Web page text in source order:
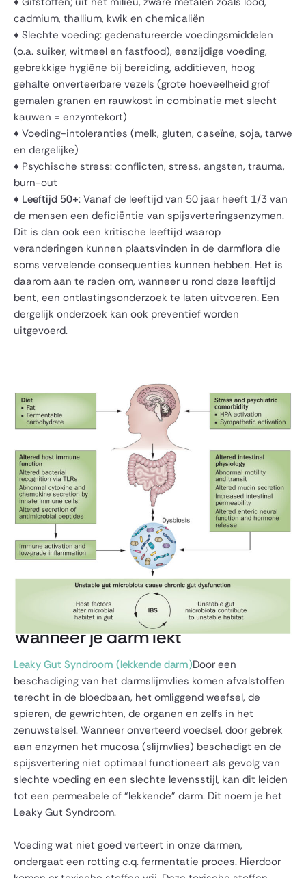
cadmium, thallium, kwik en chemicaliën
♦ Slechte voeding: gedenatureerde voedingsmiddelen
(o.a. suiker, witmeel en fastfood), eenzijdige voeding,
gebrekkige hygiëne bij bereiding, additieven, hoog
gehalte onverteerbare vezels (grote hoeveelheid grof
gemalen granen en rauwkost in combinatie met slecht
kauwen = enzymtekort)
♦ Voeding-intoleranties (melk, gluten, caseïne, soja, tarwe
en dergelijke)
♦ Psychische stress: conflicten, stress, angsten, trauma,
burn-out
♦ Leeftijd 50+: Vanaf de leeftijd van 50 jaar heeft 1/3 van
de mensen een deficiëntie van spijsverteringsenzymen.
Dit is dan ook een kritische leeftijd waarop
veranderingen kunnen plaatsvinden in de darmflora die
soms vervelende consequenties kunnen hebben. Het is
daarom aan te raden om, wanneer u rond deze leeftijd
bent, een ontlastingsonderzoek te laten uitvoeren. Een
dergelijk onderzoek kan ook preventief worden
uitgevoerd.
Wanneer je darm lekt
Leaky Gut Syndroom (lekkende darm)Door een
beschadiging van het darmslijmvlies komen afvalstoffen
terecht in de bloedbaan, het omliggend weefsel, de
spieren, de gewrichten, de organen en zelfs in het
zenuwstelsel. Wanneer onverteerd voedsel, door gebrek
aan enzymen het mucosa (slijmvlies) beschadigt en de
spijsvertering niet optimaal functioneert als gevolg van
slechte voeding en een slechte levensstijl, kan dit leiden
tot een permeabele of “lekkende” darm. Dit noem je het
Leaky Gut Syndroom.
Voeding wat niet goed verteert in onze darmen,
ondergaat een rotting c.q. fermentatie proces. Hierdoor